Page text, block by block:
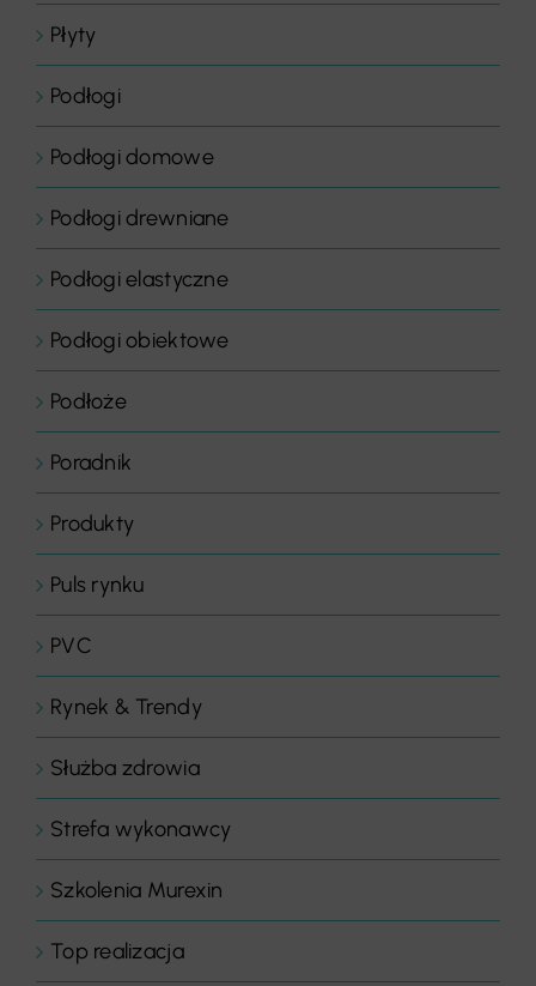
Płyty
Podłogi
Podłogi domowe
Podłogi drewniane
Podłogi elastyczne
Podłogi obiektowe
Podłoże
Poradnik
Produkty
Puls rynku
PVC
Rynek & Trendy
Służba zdrowia
Strefa wykonawcy
Szkolenia Murexin
Top realizacja